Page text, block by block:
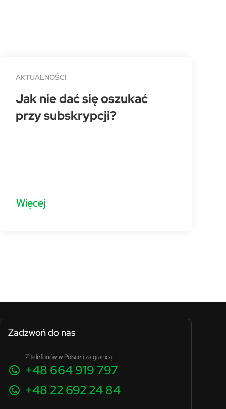
AKTUALNOŚCI
Jak nie dać się oszukać
przy subskrypcji?
Więcej
Zadzwoń do nas
Z telefonów w Polsce i za granicą:
+48 664 919 797
+48 22 692 24 84